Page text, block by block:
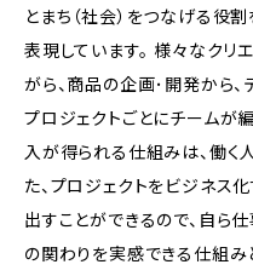
とまち（社会）をつなげる役
表現しています。 様々なクリ
がら、商品の企画･開発から、
プロジェクトごとにチームが
入が得られる仕組みは、働く
た、プロジェクトをビジネス
出すことができるので、自ら
の関わりを実感できる仕組み